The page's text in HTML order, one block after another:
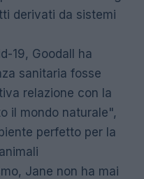
derivati da sistemi
19, Goodall ha
sanitaria fosse
relazione con la
il mondo naturale",
perfetto per la
Jane non ha mai